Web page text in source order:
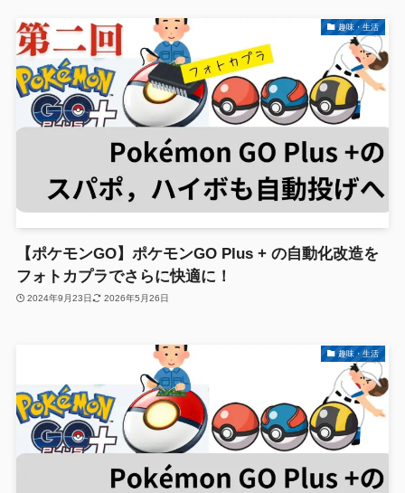
趣味・生活
【ポケモンGO】ポケモンGO Plus + の自動化改造を
フォトカプラでさらに快適に！
2024年9月23日 2026年5月26日
趣味・生活